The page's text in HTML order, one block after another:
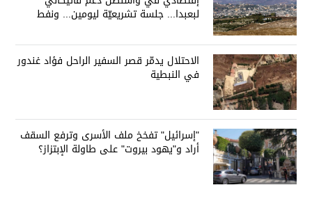
لبعبدا... جلسة تشريعيّة ليومين... ونفط
الاحتلال يدمّر قصر السفير الراحل فؤاد غندور
في النبطية
"إسرائيل" تفخخ ملف الأسرى وترفع السقف
أراد و"يهود بيروت" على طاولة الإبتزاز؟